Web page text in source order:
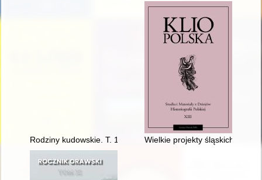
Rodziny kudowskie. T. 1, Wielkie projekty śląskich